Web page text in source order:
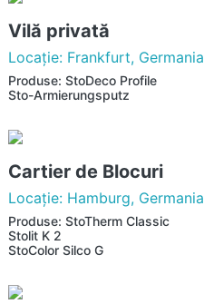
Vilă privată
Locaţie: Frankfurt, Germania
Produse: StoDeco Profile
Sto-Armierungsputz
Cartier de Blocuri
Locaţie: Hamburg, Germania
Produse: StoTherm Classic
Stolit K 2
StoColor Silco G